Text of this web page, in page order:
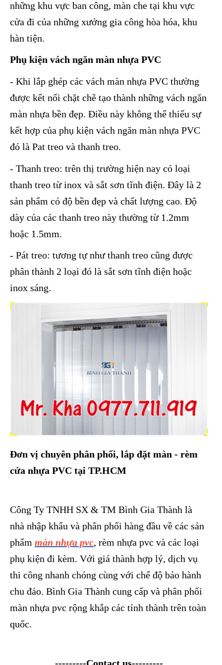
những khu vực ban công, màn che tại khu vực
cửa đi của những xưởng gia công hòa hóa, khu
hàn tiện.
Phụ kiện vách ngăn màn nhựa PVC
- Khi lắp ghép các vách màn nhựa PVC thường
được kết nối chặt chẽ tạo thành những vách ngăn
màn nhựa bền đẹp. Điều này không thể thiếu sự
kết hợp của phụ kiện vách ngăn màn nhựa PVC
đó là Pat treo và thanh treo.
- Thanh treo: trên thị trường hiện nay có loại
thanh treo từ inox và sắt sơn tĩnh điện. Đây là 2
sản phẩm có độ bền đẹp và chất lượng cao. Độ
dày của các thanh treo này thường từ 1.2mm
hoặc 1.5mm.
- Pát treo: tương tự như thanh treo cũng được
phân thành 2 loại đó là sắt sơn tĩnh điện hoặc
inox sáng.
Đơn vị chuyên phân phối, lắp đặt màn - rèm
cửa nhựa PVC tại TP.HCM
Công Ty TNHH SX & TM Bình Gia Thành là
nhà nhập khẩu và phân phối hàng đầu về các sản
phẩm màn nhựa pvc, rèm nhựa pvc và các loại
phụ kiện đi kèm. Với giá thành hợp lý, dịch vụ
thi công nhanh chóng cùng với chế độ bảo hành
chu đáo. Bình Gia Thành cung cấp và phân phối
màn nhựa pvc rộng khắp các tỉnh thành trên toàn
quốc.